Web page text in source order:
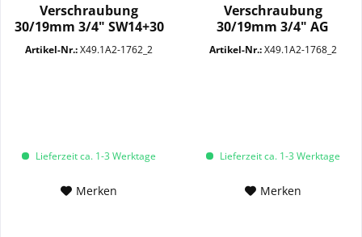
Verschraubung
30/19mm 3/4" SW14+30
mit Stecker VA
Artikel-Nr.:X49.1A2-1762_2
Lieferzeit ca. 1-3 Werktage
Merken
Verschraubung
30/19mm 3/4" AG
SW14+30 VA
Artikel-Nr.:X49.1A2-1768_2
Lieferzeit ca. 1-3 Werktage
Merken